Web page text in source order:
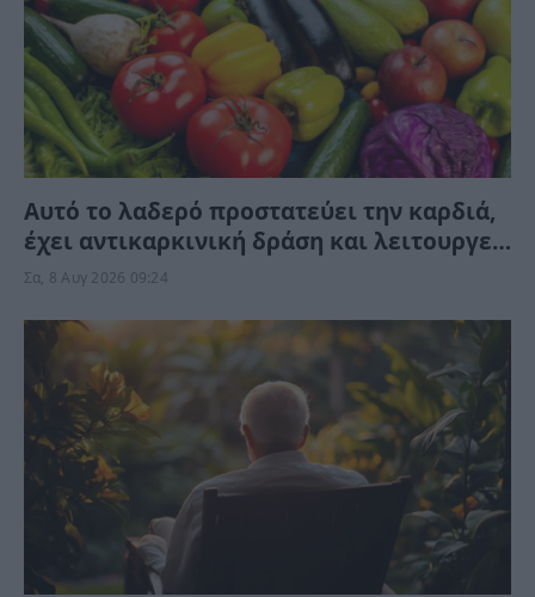
Αυτό το λαδερό προστατεύει την καρδιά,
έχει αντικαρκινική δράση και λειτουργεί
κατά της γήρανσης, χωρίς να το γνωρίζετε
Σα, 8 Αυγ 2026 09:24